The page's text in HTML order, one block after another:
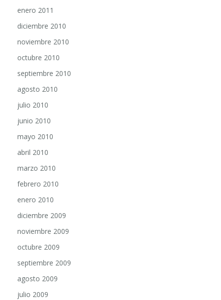
enero 2011
diciembre 2010
noviembre 2010
octubre 2010
septiembre 2010
agosto 2010
julio 2010
junio 2010
mayo 2010
abril 2010
marzo 2010
febrero 2010
enero 2010
diciembre 2009
noviembre 2009
octubre 2009
septiembre 2009
agosto 2009
julio 2009